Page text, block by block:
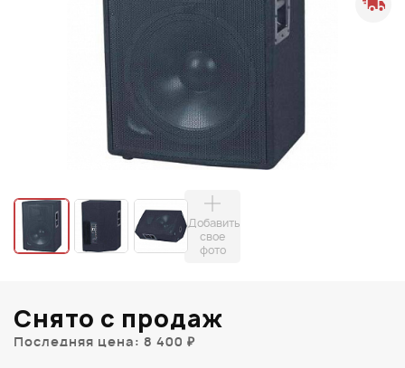
Добавить
свое
фото
Снято с продаж
Последняя цена: 8 400 ₽